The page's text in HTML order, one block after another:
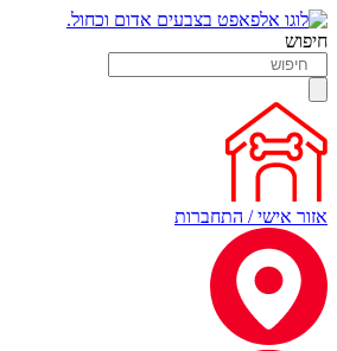
חיפוש
אזור אישי / התחברות